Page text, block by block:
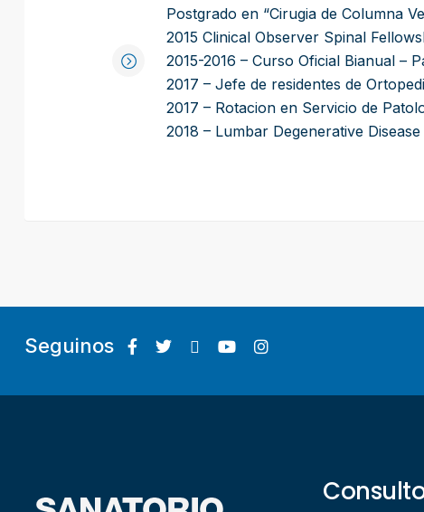
Postgrado en “Cirugia de Columna
2015 Clinical Observer Spinal
2015-2016 – Curso Oficial Bianual –
2017 – Jefe de residentes de
2017 – Rotacion en Servicio de
2018 – Lumbar Degenerative
Seguinos